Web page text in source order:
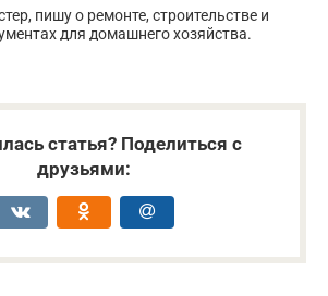
пишу о ремонте, строительстве и
для домашнего хозяйства.
статья? Поделиться с
друзьями: